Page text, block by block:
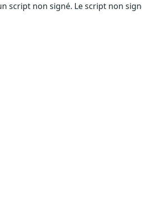
script non signé. Le script non